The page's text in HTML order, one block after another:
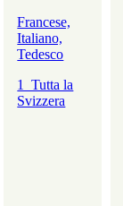
Francese,
Italiano,
Tedesco
1_Tutta la
Svizzera